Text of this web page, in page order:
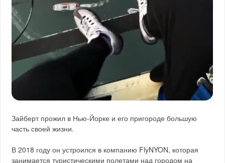
Зайберт прожил в Нью-Йорке и его пригороде большую
часть своей жизни.
В 2018 году он устроился в компанию FlyNYON, которая
занимается туристическими полетами над городом на